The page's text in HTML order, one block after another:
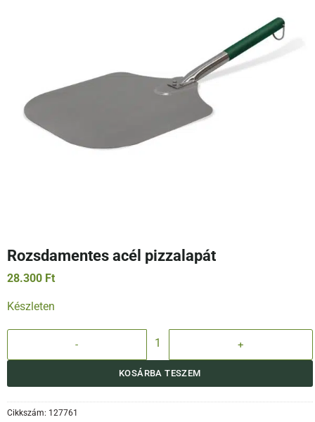
Rozsdamentes acél pizzalapát
28.300 Ft
Készleten
Rozsdamentes acél pizzalapát mennyiség
KOSÁRBA TESZEM
Cikkszám: 127761